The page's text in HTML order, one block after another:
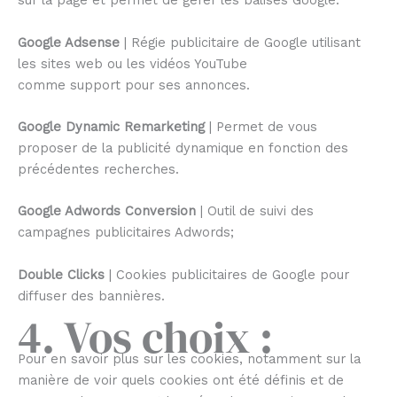
Google Adsense | Régie publicitaire de Google utilisant
les sites web ou les vidéos YouTube
comme support pour ses annonces.
Google Dynamic Remarketing| Permet de vous
proposer de la publicité dynamique en fonction des
précédentes recherches.
Google Adwords Conversion
| Outil de suivi des
campagnes publicitaires Adwords;
Double Clicks | Cookies publicitaires de Google pour
diffuser des bannières.
4. Vos choix :
Pour en savoir plus sur les cookies, notamment sur la
manière de voir quels cookies ont été définis et de